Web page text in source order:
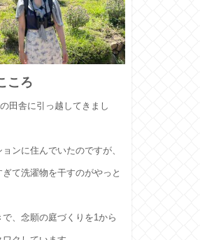
ころ
田舎に引っ越してきまし
ンに住んでいたのですが、
て洗濯物を干すのがやっと
、念願の庭づくりを1から